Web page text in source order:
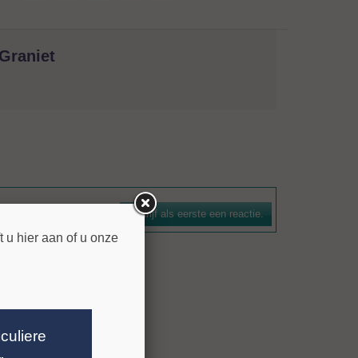
De boorkroon is voorzien van een
spoelwerking. De bezettingshoogte bedraagt 7
voor gangbare machines zijn leverbaar.Schrijf als eerste een reactie.
u hier aan of u onze